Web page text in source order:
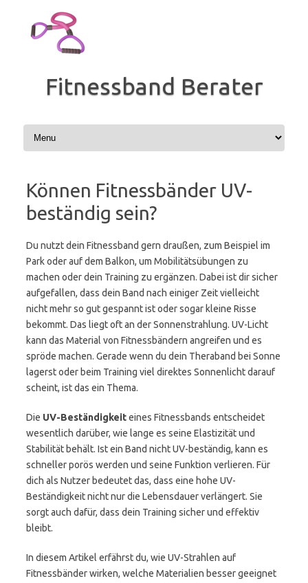
springen
Fitnessband Berater
Können Fitnessbänder UV-
beständig sein?
Du nutzt dein Fitnessband gern draußen, zum Beispiel im
Park oder auf dem Balkon, um Mobilitätsübungen zu
machen oder dein Training zu ergänzen. Dabei ist dir sicher
aufgefallen, dass dein Band nach einiger Zeit vielleicht
nicht mehr so gut gespannt ist oder sogar kleine Risse
bekommt. Das liegt oft an der Sonnenstrahlung. UV-Licht
kann das Material von Fitnessbändern angreifen und es
spröde machen. Gerade wenn du dein Theraband bei Sonne
lagerst oder beim Training viel direktes Sonnenlicht darauf
scheint, ist das ein Thema.
Die UV-Beständigkeiteines Fitnessbands entscheidet
wesentlich darüber, wie lange es seine Elastizität und
Stabilität behält. Ist ein Band nicht UV-beständig, kann es
schneller porös werden und seine Funktion verlieren. Für
dich als Nutzer bedeutet das, dass eine hohe UV-
Beständigkeit nicht nur die Lebensdauer verlängert. Sie
sorgt auch dafür, dass dein Training sicher und effektiv
bleibt.
In diesem Artikel erfährst du, wie UV-Strahlen auf
Fitnessbänder wirken, welche Materialien besser geeignet